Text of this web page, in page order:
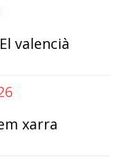
valencià
xarra